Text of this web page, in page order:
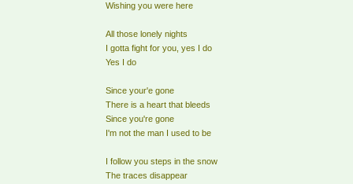
Wishing you were here
All those lonely nights
I gotta fight for you, yes I do
Yes I do
Since your'e gone
There is a heart that bleeds
Since you're gone
I'm not the man I used to be
I follow you steps in the snow
The traces disappear